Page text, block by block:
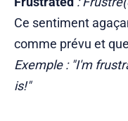
Ce sentiment
comme prévu et
Exemple : "I'm
is!"